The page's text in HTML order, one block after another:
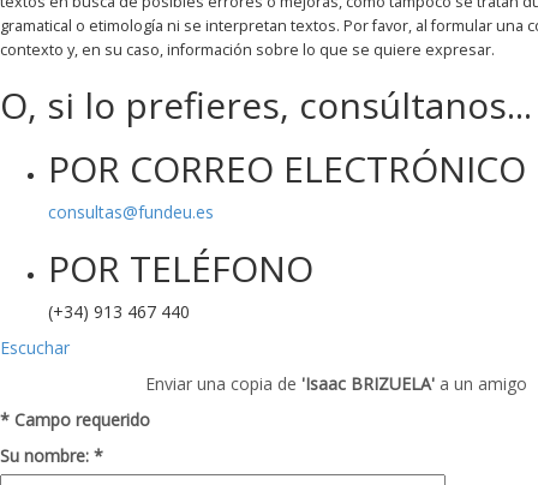
O, si lo prefieres, consúltanos...
POR CORREO ELECTRÓNICO
consultas@fundeu.es
POR TELÉFONO
(+34) 913 467 440
Escuchar
Enviar una copia de 'Isaac BRIZUELA' a un amigo
* Campo requerido
Su nombre: *